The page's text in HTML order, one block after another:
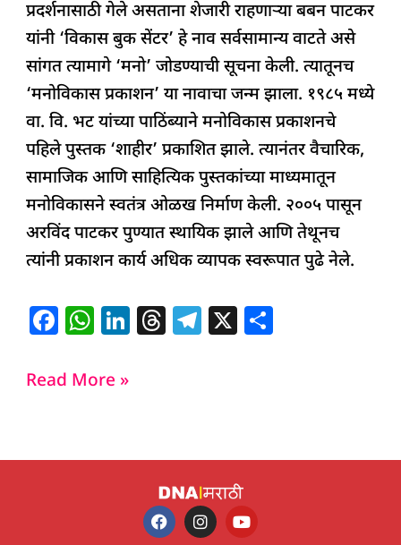
प्रदर्शनासाठी गेले असताना शेजारी राहणाऱ्या बबन पाटकर
यांनी ‘विकास बुक सेंटर’ हे नाव सर्वसामान्य वाटते असे
सांगत त्यामागे ‘मनो’ जोडण्याची सूचना केली. त्यातूनच
‘मनोविकास प्रकाशन’ या नावाचा जन्म झाला. १९८५ मध्ये
वा. वि. भट यांच्या पाठिंब्याने मनोविकास प्रकाशनचे
पहिले पुस्तक ‘शाहीर’ प्रकाशित झाले. त्यानंतर वैचारिक,
सामाजिक आणि साहित्यिक पुस्तकांच्या माध्यमातून
मनोविकासने स्वतंत्र ओळख निर्माण केली. २००५ पासून
अरविंद पाटकर पुण्यात स्थायिक झाले आणि तेथूनच
त्यांनी प्रकाशन कार्य अधिक व्यापक स्वरूपात पुढे नेले.
F
c
o
W
at
p
Li
n
T
s
T
m
X
Read More »
F
a
I
n
Y
o